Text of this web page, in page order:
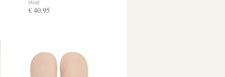
Hvid
€ 40,95